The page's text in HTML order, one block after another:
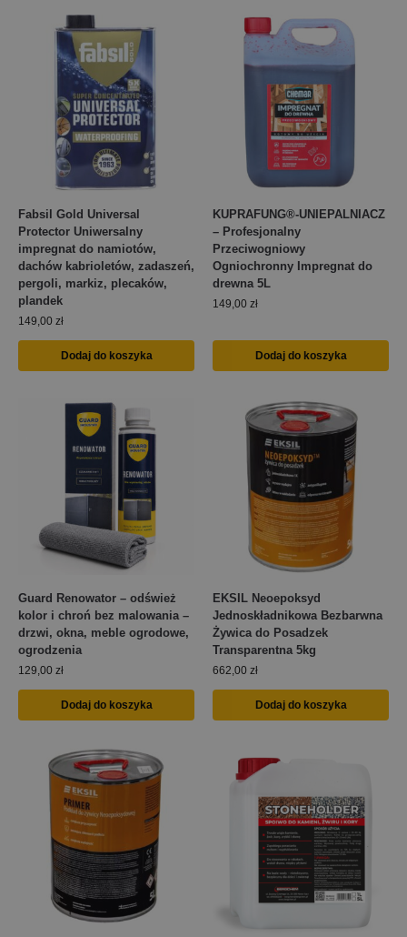
Fabsil Gold Universal
Protector Uniwersalny
impregnat do namiotów,
dachów kabrioletów, zadaszeń,
pergoli, markiz, plecaków,
plandek
149,00 zł
Dodaj do koszyka
KUPRAFUNG®-UNIEPALNIACZ
– Profesjonalny
Przeciwogniowy
Ogniochronny Impregnat do
drewna 5L
149,00 zł
Dodaj do koszyka
Guard Renowator – odśwież
kolor i chroń bez malowania –
drzwi, okna, meble ogrodowe,
ogrodzenia
129,00 zł
Dodaj do koszyka
EKSIL Neoepoksyd
Jednoskładnikowa Bezbarwna
Żywica do Posadzek
Transparentna 5kg
662,00 zł
Dodaj do koszyka